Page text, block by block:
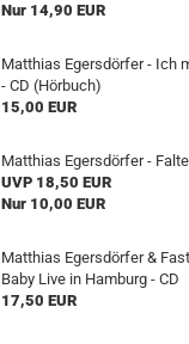
Nur 14,90 EUR
Matthias Egersdörfer - Ich
- CD (Hörbuch)
15,00 EUR
Matthias Egersdörfer -
UVP 18,50 EUR
Nur 10,00 EUR
Matthias Egersdörfer &
Baby Live in Hamburg - CD
17,50 EUR